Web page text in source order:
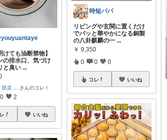
けても油断禁物】
の排水口、気づけ
と臭い ...
防災 さんのコレ！
0 2
いいね
時短パパ
リビングや玄関に置くだけ
でパッと華やかになる銅製
の八卦麒麟の一 ...
￥ 9,350
0 0 0
コレ いいね